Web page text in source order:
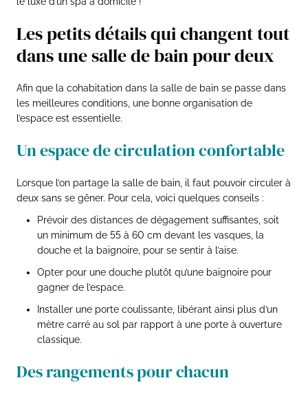
Les petits détails qui changent tout
dans une salle de bain pour deux
Afin que la cohabitation dans la salle de bain se passe dans
les meilleures conditions, une bonne organisation de
l’espace est essentielle.
Un espace de circulation confortable
Lorsque l’on partage la salle de bain, il faut pouvoir circuler à
deux sans se gêner. Pour cela, voici quelques conseils :
Prévoir des distances de dégagement suffisantes, soit
un minimum de 55 à 60 cm devant les vasques, la
douche et la baignoire, pour se sentir à l’aise.
Opter pour une douche plutôt qu’une baignoire pour
gagner de l’espace.
Installer une porte coulissante, libérant ainsi plus d’un
mètre carré au sol par rapport à une porte à ouverture
classique.
Des rangements pour chacun